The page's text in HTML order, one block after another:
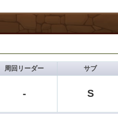
周回リーダー サブ
- S